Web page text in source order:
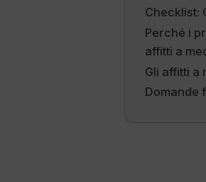
Checklist:
Perché i
affitti a
Gli affitti a
Domande